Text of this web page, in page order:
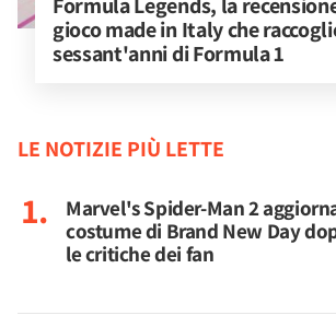
gioco made in Italy che
sessant'anni di Formula 1
LE NOTIZIE PIÙ LETTE
Marvel's Spider-Man 2
costume di Brand New Day
le critiche dei fan